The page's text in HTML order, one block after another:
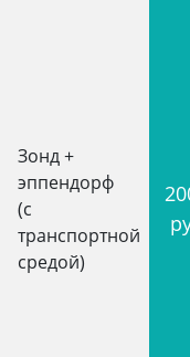
Зонд +
эппендорф
(с
транспортной
средой)